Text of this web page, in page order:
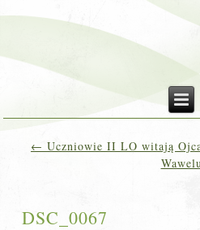
← Uczniowie II LO witają
DSC_0067